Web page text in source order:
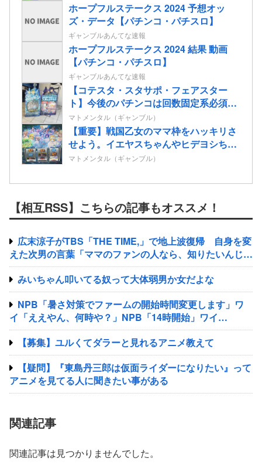
ホープフルステークス 2024 予想オッ
ズ・データ【パチンコ・パチスロ】
ギャンブルあんてな速報
ホープフルステークス 2024 結果 動画
【パチンコ・パチスロ】
ギャンブルあんてな速報
【コテスタ・スタサポ・フェアスター
ト】今後のパチンコは回数固定系必須で
いいよな。そして釘は完全に廃止するべ
き
マトメンタル（ギャンブル）
【重要】戦国乙女のママ枠をハッキリさ
せよう。イエヤスちゃんやヒデヨシちゃ
んはママなのか。ノブ様はママではない
マトメンタル（ギャンブル）
【相互RSS】こちらの記事もオススメ！
広末涼子がTBS「THE TIME,」で地上波復帰 自身を変
えた次男の言葉「ママのファンの人なら、知りたいんじゃ
ないか」
みいちゃん叩いてる奴って大体弱男か女だよな
NPB「暑さ対策でファームの開始時間変更します」ワ
イ「ええやん、何時や？」NPB「14時開始」ワイ
「え？」NPB「14時開始」
【募集】ユルくてダラーと見れるアニメ教えて
【疑問】『東島丹三郎は仮面ライダーになりたい』って
アニメを見てる人に聞きたい事がある
関連記事
関連記事は見つかりませんでした。